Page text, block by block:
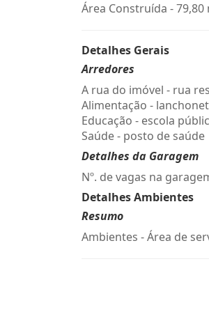
Área Construída - 79,80
Detalhes Gerais
Arredores
A rua do imóvel - rua
Alimentação -
Educação - escola
Saúde - posto de saúde
Detalhes da Garagem
Nº. de vagas na
Detalhes Ambientes
Resumo
Ambientes - Área de